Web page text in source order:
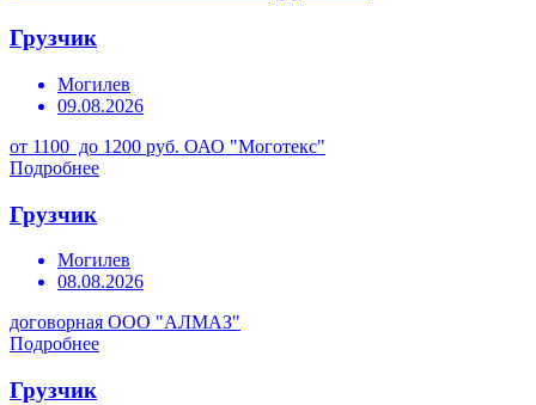
Грузчик
Могилев
09.08.2026
от 1100 до 1200 руб. ОАО "Моготекс"
Подробнее
Грузчик
Могилев
08.08.2026
договорная ООО "АЛМАЗ"
Подробнее
Грузчик